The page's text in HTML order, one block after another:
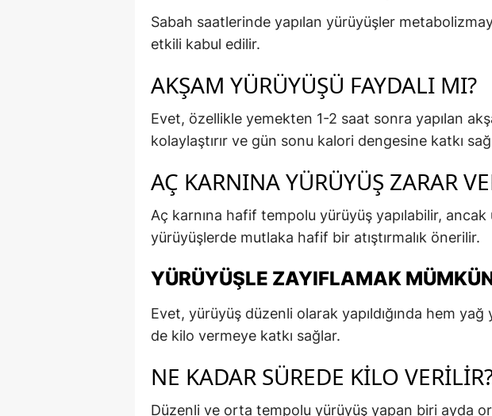
Sabah saatlerinde yapılan yürüyüşler
etkili kabul edilir.
AKŞAM YÜRÜYÜŞÜ FAYDALI MI?
Evet, özellikle yemekten 1-2 saat sonra yapılan
kolaylaştırır ve gün sonu kalori dengesine katkı
AÇ KARNINA YÜRÜYÜŞ ZARAR
Aç karnına hafif tempolu yürüyüş yapılabilir,
yürüyüşlerde mutlaka hafif bir atıştırmalık önerilir.
YÜRÜYÜŞLE ZAYIFLAMAK
Evet, yürüyüş düzenli olarak yapıldığında hem yağ
de kilo vermeye katkı sağlar.
NE KADAR SÜREDE KILO
Düzenli ve orta tempolu yürüyüş yapan biri ayda